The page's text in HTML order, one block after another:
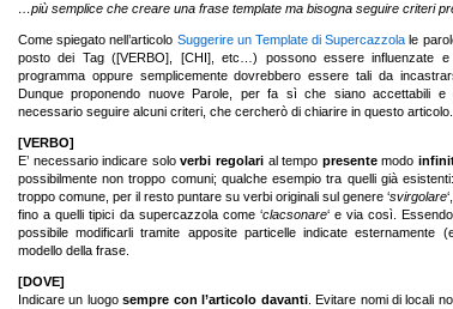
…più semplice che creare una frase template ma bisogna seguire criteri
Come spiegato nell’articolo Suggerire un Template di Supercazzola le
posto dei Tag ([VERBO], [CHI], etc…) possono essere influenzate e
programma oppure semplicemente dovrebbero essere tali da
Dunque proponendo nuove Parole, per fa sì che siano accettabili e
necessario seguire alcuni criteri, che cercherò di chiarire in questo articolo.
[VERBO]
E’ necessario indicare soloverbi regolarial tempo presentemodo
possibilmente non troppo comuni; qualche esempio tra quelli già esistenti:
troppo comune, per il resto puntare su verbi originali sul genere ‘svirgolare
fino a quelli tipici da supercazzola come ‘clacsonare‘ e via così.
possibile modificarli tramite apposite particelle indicate esternamente
modello della frase.
[DOVE]
Indicare un luogosempre con l’articolo davanti. Evitare nomi di locali